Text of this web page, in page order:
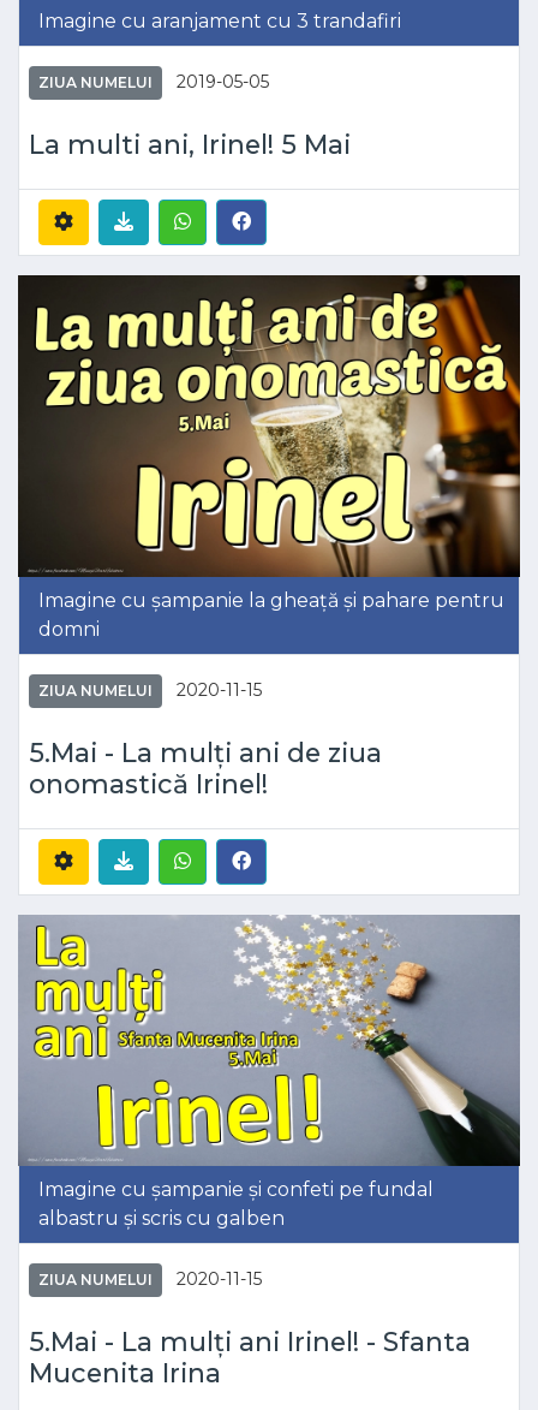
Imagine cu aranjament cu 3 trandafiri
ZIUA NUMELUI 2019-05-05
La multi ani, Irinel! 5 Mai
Imagine cu șampanie la gheață și pahare pentru
domni
ZIUA NUMELUI 2020-11-15
5.Mai - La mulți ani de ziua
onomastică Irinel!
Imagine cu șampanie și confeti pe fundal
albastru și scris cu galben
ZIUA NUMELUI 2020-11-15
5.Mai - La mulți ani Irinel! - Sfanta
Mucenita Irina